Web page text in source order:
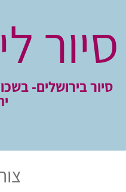
סיור
סיור בירושלים-